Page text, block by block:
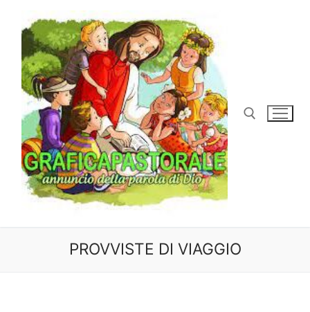
contenuto
Cerca:
PROVVISTE DI VIAGGIO